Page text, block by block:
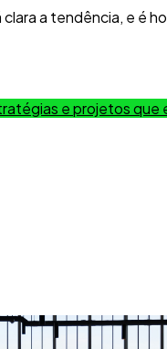
a tendência, e é
e projetos que